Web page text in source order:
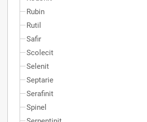
Rubin
Rutil
Safir
Scolecit
Selenit
Septarie
Serafinit
Spinel